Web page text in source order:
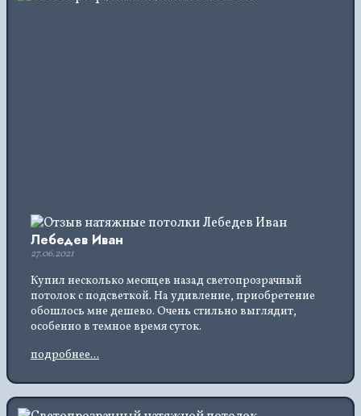
Лебедев Иван
27.06.2021
Купил несколько месяцев назад светопрозрачный
потолок с подсветкой. На удивление, приобретение
обошлось мне дешево. Очень стильно выглядит,
особенно в темное время суток.
подробнее...